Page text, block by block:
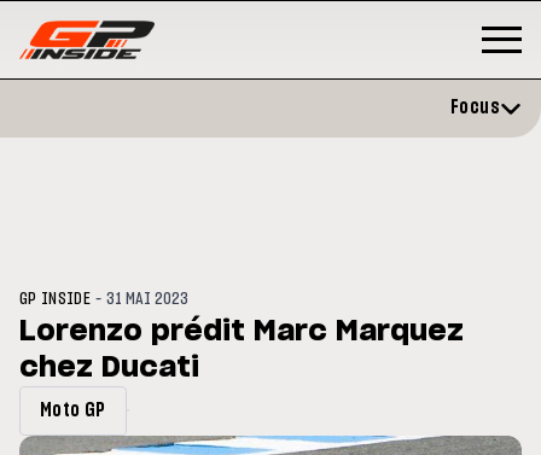
du GP de Grande-
Focus
GP INSIDE -31 MAI 2023
Lorenzo prédit Marc Marquez
chez Ducati
Moto GP